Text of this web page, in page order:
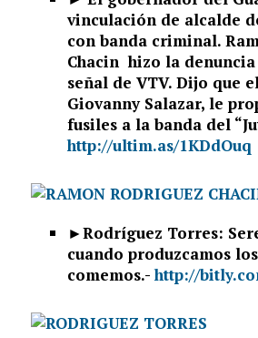
vinculación de alcalde
con banda criminal.
Chacin hizo la
señal de VTV. Dijo que
Giovanny Salazar, le
fusiles a la banda del
http://ultim.as/1KDdOuq
►Rodríguez Torres:
cuando produzcamos
comemos.-http://